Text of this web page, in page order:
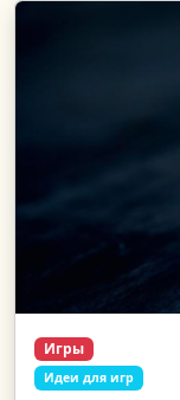
Игры
Идеи для игр